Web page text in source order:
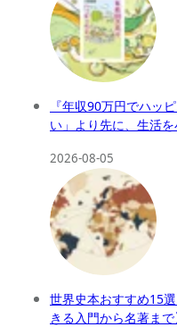
『年収90万円でハッ
い」より先に、生活
2026-08-05
世界史本おすすめ15
きる入門から名著まで